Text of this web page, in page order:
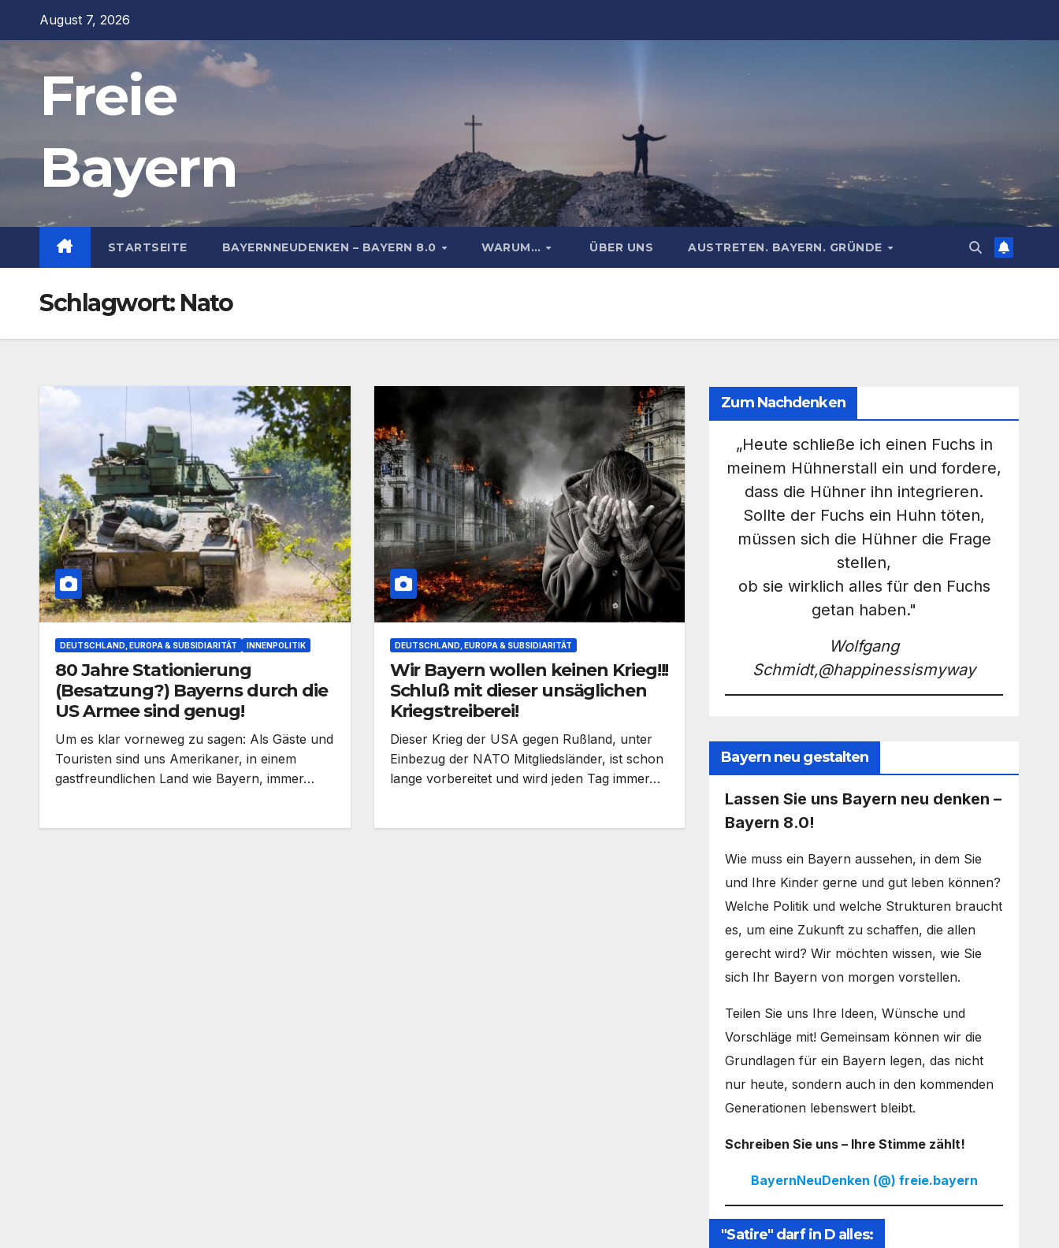
springen
August 7, 2026
Freie
Bayern
STARTSEITE BAYERNNEUDENKEN – BAYERN 8.0 WARUM… ÜBER UNS AUSTRETEN. BAYERN. GRÜNDE
Schlagwort: Nato
DEUTSCHLAND, EUROPA & SUBSIDIARITÄT INNENPOLITIK
80 Jahre Stationierung
(Besatzung?) Bayerns durch die
US Armee sind genug!
Um es klar vorneweg zu sagen: Als Gäste und
Touristen sind uns Amerikaner, in einem
gastfreundlichen Land wie Bayern, immer…
DEUTSCHLAND, EUROPA & SUBSIDIARITÄT
Wir Bayern wollen keinen Krieg!!!
Schluß mit dieser unsäglichen
Kriegstreiberei!
Dieser Krieg der USA gegen Rußland, unter
Einbezug der NATO Mitgliedsländer, ist schon
lange vorbereitet und wird jeden Tag immer…
Zum Nachdenken
„Heute schließe ich einen Fuchs in
meinem Hühnerstall ein und fordere,
dass die Hühner ihn integrieren.
Sollte der Fuchs ein Huhn töten,
müssen sich die Hühner die Frage
stellen,
ob sie wirklich alles für den Fuchs
getan haben."
Wolfgang
Schmidt,@happinessismyway
Bayern neu gestalten
Lassen Sie uns Bayern neu denken –
Bayern 8.0!
Wie muss ein Bayern aussehen, in dem Sie
und Ihre Kinder gerne und gut leben können?
Welche Politik und welche Strukturen braucht
es, um eine Zukunft zu schaffen, die allen
gerecht wird? Wir möchten wissen, wie Sie
sich Ihr Bayern von morgen vorstellen.
Teilen Sie uns Ihre Ideen, Wünsche und
Vorschläge mit! Gemeinsam können wir die
Grundlagen für ein Bayern legen, das nicht
nur heute, sondern auch in den kommenden
Generationen lebenswert bleibt.
Schreiben Sie uns – Ihre Stimme zählt!
BayernNeuDenken (@) freie.bayern
"Satire" darf in D alles: